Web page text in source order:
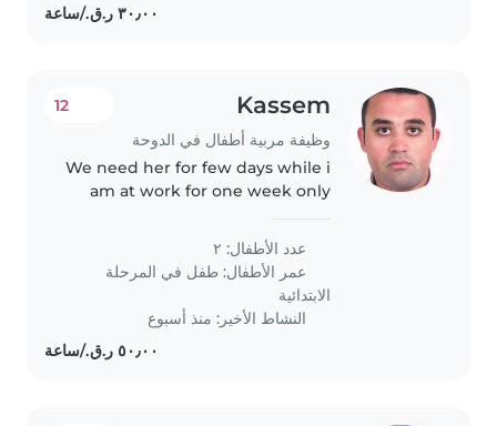
Kassem
وظيفة مربية أطفال في الدوحة
12
We need her for few days while i
am at work for one week only
عدد الأطفال: ٢
عمر الأطفال: طفل في المرحلة
الابتدائية
النشاط الأخير: منذ أسبوع